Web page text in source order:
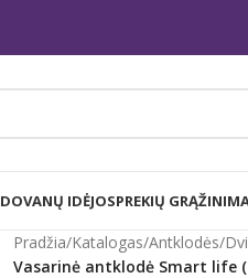
DOVANŲ IDĖJOSPREKIŲ
Pradžia/Katalogas/Antklodės/
Vasarinė antklodė Smart life